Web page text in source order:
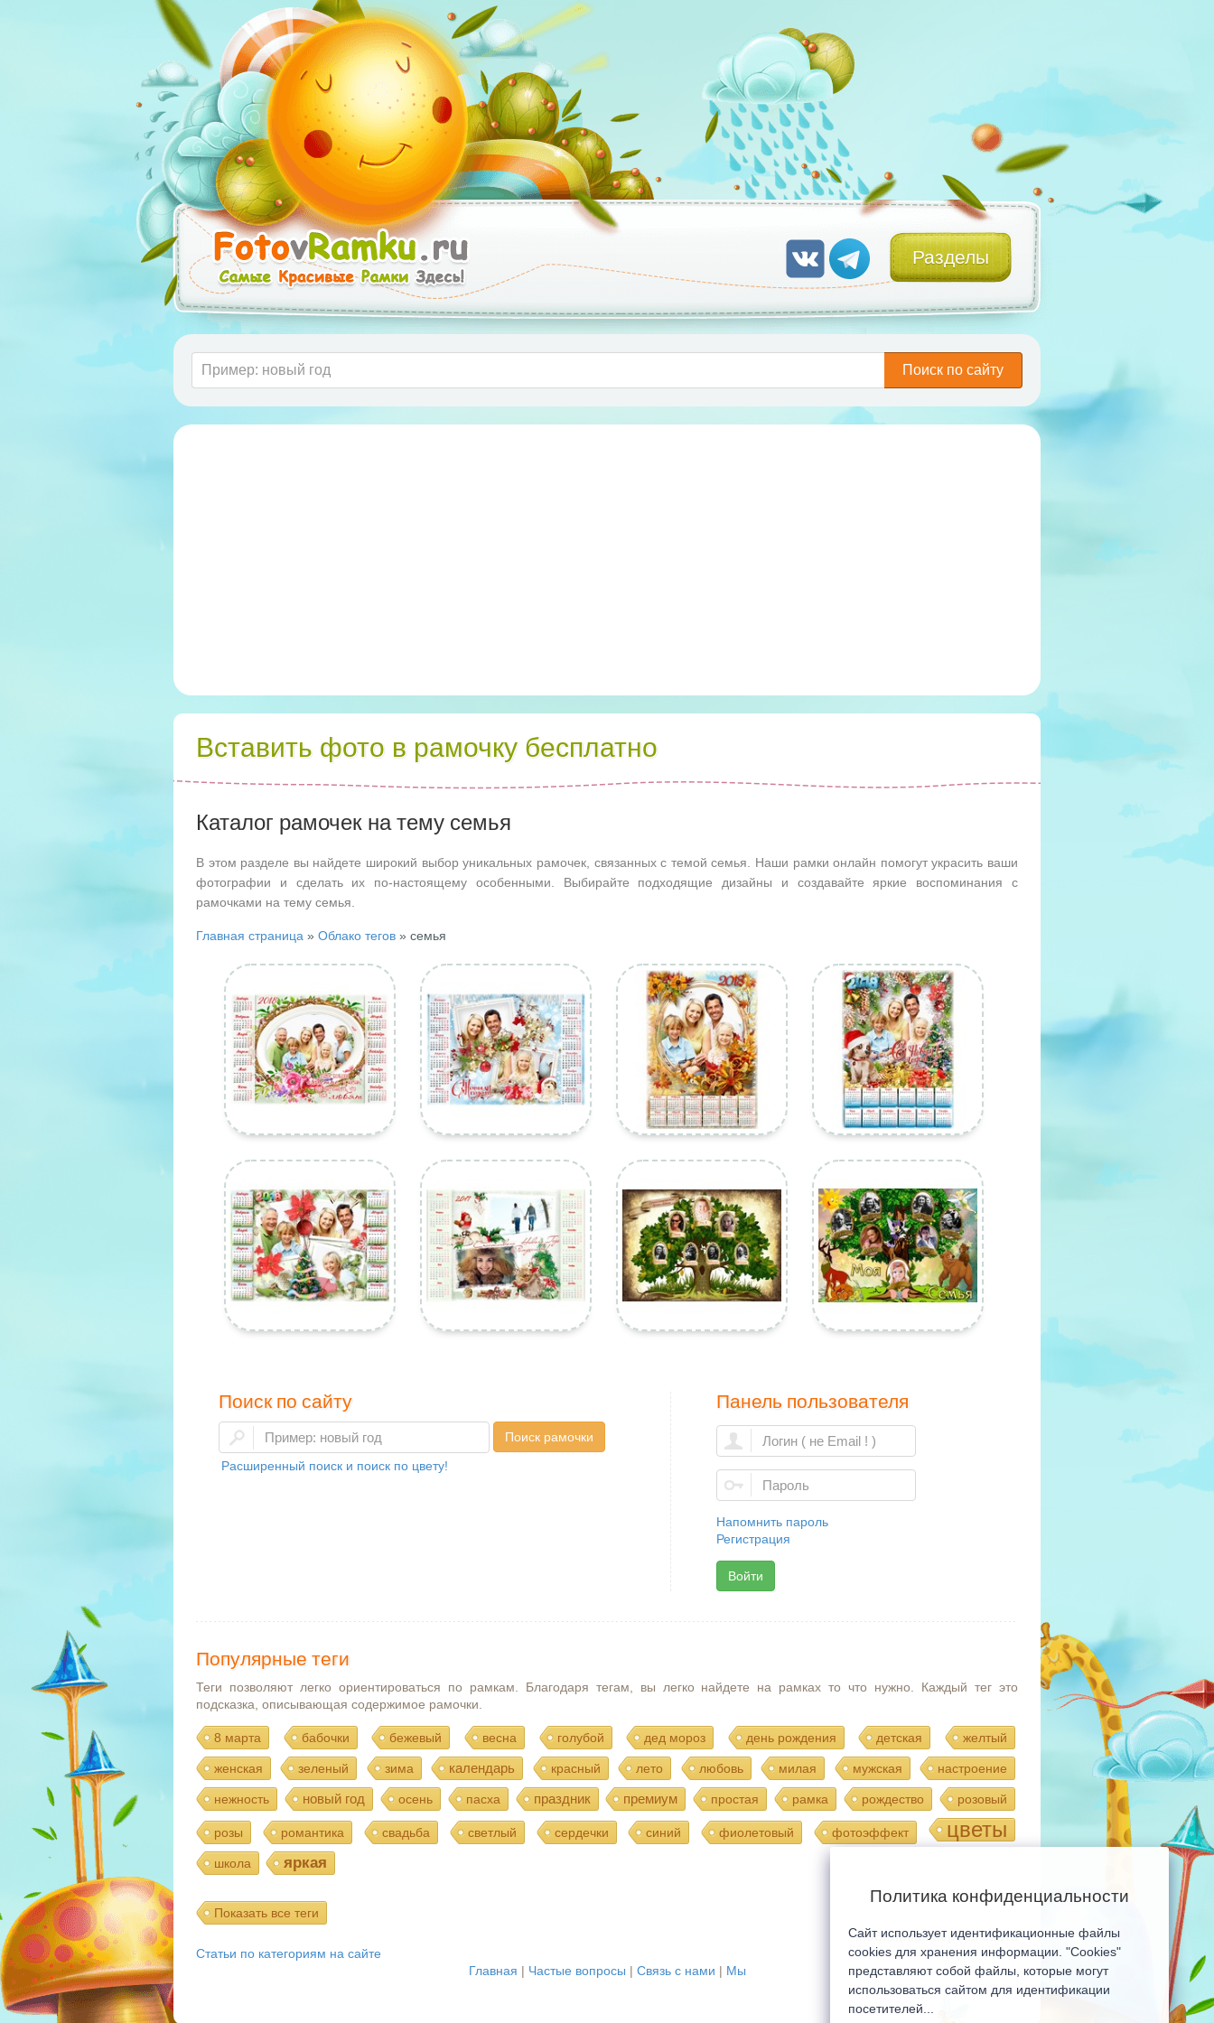
Разделы
Поиск по сайту
Вставить фото в рамочку бесплатно
Каталог рамочек на тему семья
В этом разделе вы найдете широкий выбор уникальных рамочек, связанных с темой семья. Наши рамки онлайн помогут украсить ваши
фотографии и сделать их по-настоящему особенными. Выбирайте подходящие дизайны и создавайте яркие воспоминания с
рамочками на тему семья.
Главная страница » Облако тегов » семья
Поиск по сайту
Поиск рамочки
Расширенный поиск и поиск по цвету!
Панель пользователя
Напомнить пароль
Регистрация
Войти
Популярные теги
Теги позволяют легко ориентироваться по рамкам. Благодаря тегам, вы легко найдете на рамках то что нужно. Каждый тег это
подсказка, описывающая содержимое рамочки.
8 марта бабочки бежевый весна голубой дед мороз день рождения детская желтый
женская зеленый зима календарь красный лето любовь милая мужская настроение
нежность новый год осень пасха праздник премиум простая рамка рождество розовый
розы романтика свадьба светлый сердечки синий фиолетовый фотоэффект цветы
школа яркая
Показать все теги
Мобильная версия сайта
Статьи по категориям на сайте
Главная | Частые вопросы | Связь с нами | Мы
Политика конфиденциальности
Сайт использует идентификационные файлы
cookies для хранения информации. "Cookies"
представляют собой файлы, которые могут
использоваться сайтом для идентификации
посетителей...